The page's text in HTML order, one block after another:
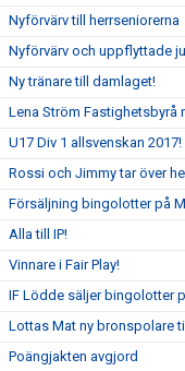
Nyförvärv till herrseniorerna
Nyförvärv och uppflyttade
Ny tränare till damlaget!
Lena Ström Fastighetsbyrå
U17 Div 1 allsvenskan 2017!
Rossi och Jimmy tar över
Försäljning bingolotter på
Alla till IP!
Vinnare i Fair Play!
IF Lödde säljer bingolotter
Lottas Mat ny bronspolare
Poängjakten avgjord